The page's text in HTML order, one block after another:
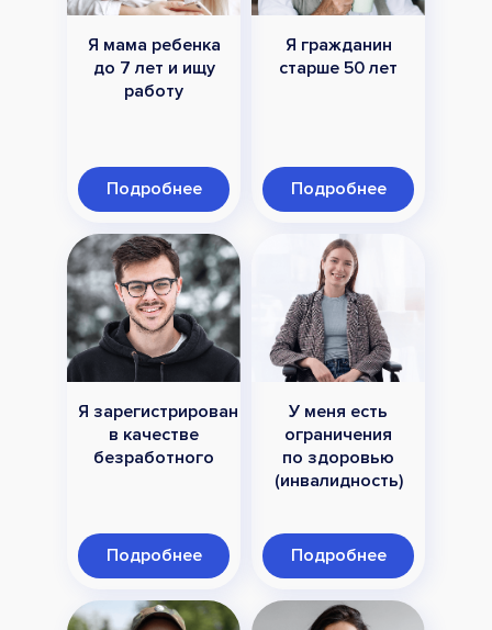
Я мама ребенка
до 7 лет и ищу
работу
Подробнее
Я гражданин
старше 50 лет
Подробнее
Я зарегистрирован
в качестве
безработного
Подробнее
У меня есть
ограничения
по здоровью
(инвалидность)
Подробнее